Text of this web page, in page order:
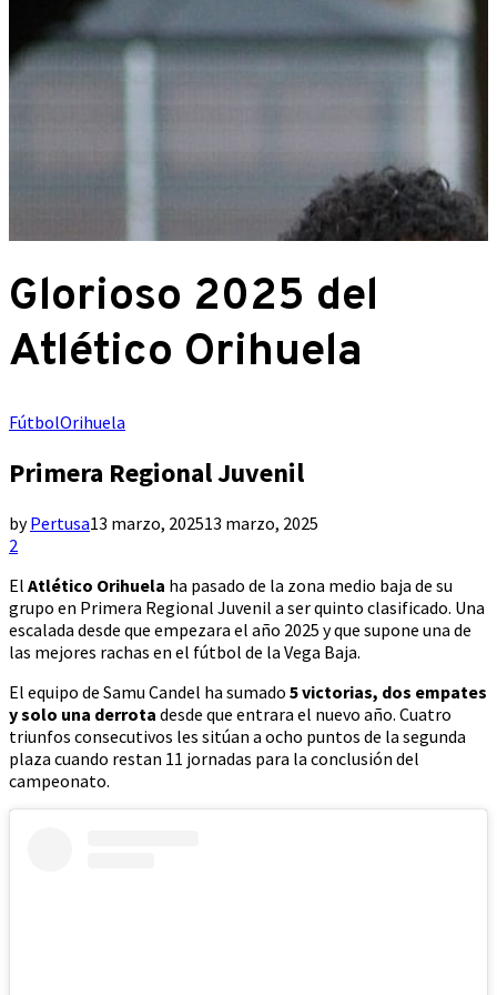
Glorioso 2025 del
Atlético Orihuela
FútbolOrihuela
Primera Regional Juvenil
byPertusa13 marzo, 202513 marzo, 2025
2
El Atlético Orihuela ha pasado de la zona medio baja de su
grupo en Primera Regional Juvenil a ser quinto clasificado. Una
escalada desde que empezara el año 2025 y que supone una de
las mejores rachas en el fútbol de la Vega Baja.
El equipo de Samu Candel ha sumado 5 victorias, dos empates
y solo una derrota desde que entrara el nuevo año. Cuatro
triunfos consecutivos les sitúan a ocho puntos de la segunda
plaza cuando restan 11 jornadas para la conclusión del
campeonato.